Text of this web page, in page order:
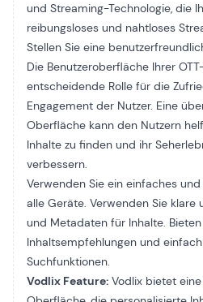
und Streaming-Technologie, die
reibungsloses und nahtloses
Stellen Sie eine
Die Benutzeroberfläche Ihrer
entscheidende Rolle für die
Engagement der Nutzer. Eine
Oberfläche kann den Nutzern
Inhalte zu finden und ihr
verbessern.
Verwenden Sie ein einfaches
alle Geräte. Verwenden Sie
und Metadaten für Inhalte.
Inhaltsempfehlungen und
Suchfunktionen.
Vodlix Feature: Vodlix bietet